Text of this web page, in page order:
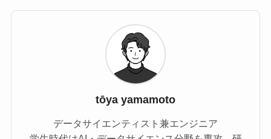
tōya yamamoto
データサイエンティスト兼エンジニア